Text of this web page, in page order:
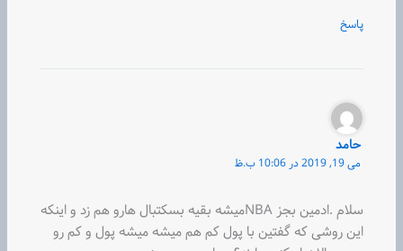
پاسخ
حامد
می 19, 2019 در 10:06 ب.ظ
سلام .ادمین بجز NBAمیشه بقیه بسکتبال هارو هم زد و اینکه
این روشی که گفتین با پول کم هم میشه میشه پول و کم رو